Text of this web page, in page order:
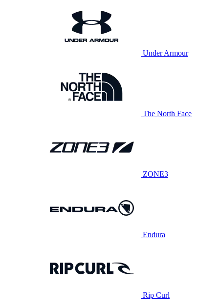
Under Armour
The North Face
ZONE3
Endura
Rip Curl